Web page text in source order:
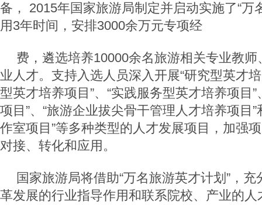
备， 2015年国家旅游局制定并启动实施了“万
用3年时间，安排3000余万元专项经
费，遴选培养10000余名旅游相关专业教
业人才。支持入选人员深入开展“研究型英才
型英才培养项目”、“实践服务型英才培养项目”
项目”、“旅游企业拔尖骨干管理人才培养项目
作室项目”等多种类型的人才发展项目，加强
对接、转化和应用。
国家旅游局将借助“万名旅游英才计划”，
革发展的行业指导作用和联系院校、产业的